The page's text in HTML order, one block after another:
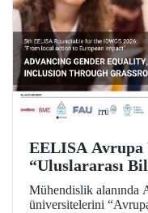
EELISA Avrupa
“Uluslararası
Çocukları
Mühendislik alanında
üniversitelerini